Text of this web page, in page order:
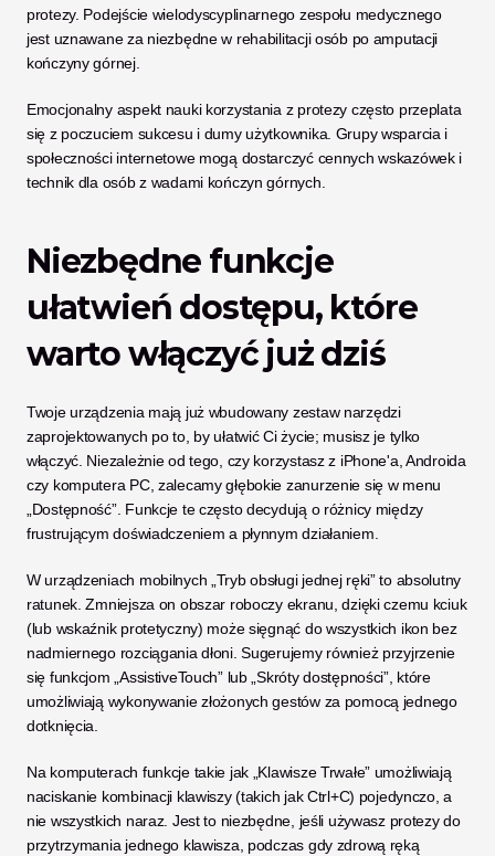
protezy. Podejście wielodyscyplinarnego zespołu medycznego
jest uznawane za niezbędne w rehabilitacji osób po amputacji
kończyny górnej.
Emocjonalny aspekt nauki korzystania z protezy często przeplata
się z poczuciem sukcesu i dumy użytkownika. Grupy wsparcia i
społeczności internetowe mogą dostarczyć cennych wskazówek i
technik dla osób z wadami kończyn górnych.
Niezbędne funkcje
ułatwień dostępu, które
warto włączyć już dziś
Twoje urządzenia mają już wbudowany zestaw narzędzi
zaprojektowanych po to, by ułatwić Ci życie; musisz je tylko
włączyć. Niezależnie od tego, czy korzystasz z iPhone'a, Androida
czy komputera PC, zalecamy głębokie zanurzenie się w menu
„Dostępność”. Funkcje te często decydują o różnicy między
frustrującym doświadczeniem a płynnym działaniem.
W urządzeniach mobilnych „Tryb obsługi jednej ręki” to absolutny
ratunek. Zmniejsza on obszar roboczy ekranu, dzięki czemu kciuk
(lub wskaźnik protetyczny) może sięgnąć do wszystkich ikon bez
nadmiernego rozciągania dłoni. Sugerujemy również przyjrzenie
się funkcjom „AssistiveTouch” lub „Skróty dostępności”, które
umożliwiają wykonywanie złożonych gestów za pomocą jednego
dotknięcia.
Na komputerach funkcje takie jak „Klawisze Trwałe” umożliwiają
naciskanie kombinacji klawiszy (takich jak Ctrl+C) pojedynczo, a
nie wszystkich naraz. Jest to niezbędne, jeśli używasz protezy do
przytrzymania jednego klawisza, podczas gdy zdrową ręką